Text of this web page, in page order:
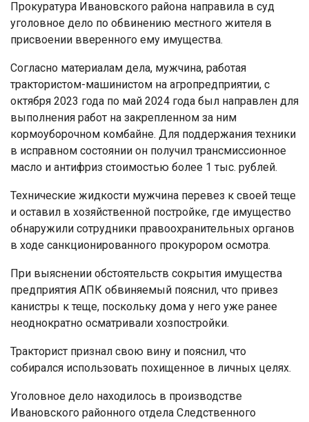
Прокуратура Ивановского района направила в суд
уголовное дело по обвинению местного жителя в
присвоении вверенного ему имущества.
Согласно материалам дела, мужчина, работая
трактористом-машинистом на агропредприятии, с
октября 2023 года по май 2024 года был направлен для
выполнения работ на закрепленном за ним
кормоуборочном комбайне. Для поддержания техники
в исправном состоянии он получил трансмиссионное
масло и антифриз стоимостью более 1 тыс. рублей.
Технические жидкости мужчина перевез к своей теще
и оставил в хозяйственной постройке, где имущество
обнаружили сотрудники правоохранительных органов
в ходе санкционированного прокурором осмотра.
При выяснении обстоятельств сокрытия имущества
предприятия АПК обвиняемый пояснил, что привез
канистры к теще, поскольку дома у него уже ранее
неоднократно осматривали хозпостройки.
Тракторист признал свою вину и пояснил, что
собирался использовать похищенное в личных целях.
Уголовное дело находилось в производстве
Ивановского районного отдела Следственного